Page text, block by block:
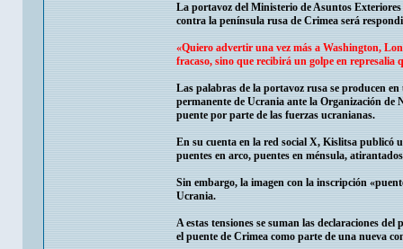
La portavoz del Ministerio de Asuntos
contra la península rusa de Crimea será
«Quiero advertir una vez más a Washington,
fracaso, sino que recibirá un golpe en represalia
Las palabras de la portavoz rusa se producen
permanente de Ucrania ante la Organización de
puente por parte de las fuerzas ucranianas.
En su cuenta en la red social X, Kislitsa publicó
puentes en arco, puentes en ménsula,
Sin embargo, la imagen con la inscripción
Ucrania.
A estas tensiones se suman las declaraciones
el puente de Crimea como parte de una nueva